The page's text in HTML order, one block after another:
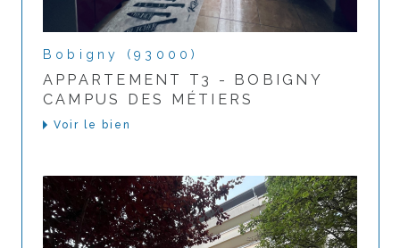
Bobigny (93000)
APPARTEMENT T3 - BOBIGNY
CAMPUS DES MÉTIERS
Voir le bien